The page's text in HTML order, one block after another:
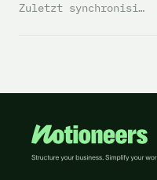
Zuletzt synchronisiert